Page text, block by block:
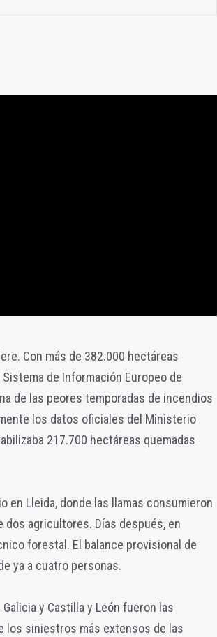
Con más de 382.000 hectáreas
de Información Europeo de
de las peores temporadas de incendios
los datos oficiales del Ministerio
217.700 hectáreas quemadas
en Lleida, donde las llamas consumieron
dos agricultores. Días después, en
forestal. El balance provisional de
ya a cuatro personas.
y Castilla y León fueron las
los siniestros más extensos de las